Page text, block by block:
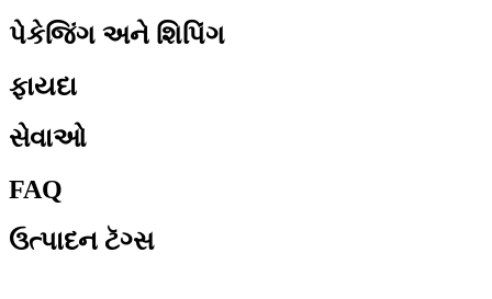
પેકેજિંગ અને શિપિંગ
ફાયદા
સેવાઓ
FAQ
ઉત્પાદન ટૅગ્સ